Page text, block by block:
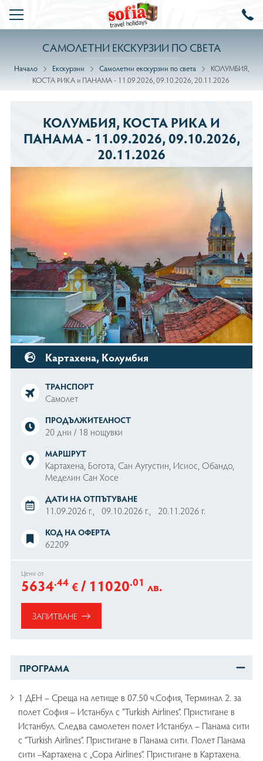
ТОП ОФЕРТИ
КРУИЗИ
Почивки Турция
Почивки в Дубай
Почивки в Гърция
Почивки в Испания
Почивки в Португалия
Почивки в Тунис
Почивки в Албания
Почивки в България
ЕКСКУРЗИИ
Самолетни екскурзии по света
Самолетни екскурзии в Европа
ЕКЗОТИКА
КОЛЕДА И НОВА ГОДИНА
За нас
Проект
Банкови сметки
Политика за Поверителност
Общи условия
Контакти
0888 99 10 11 Запитване
ПОСЛЕДВАЙТЕ НИ
САМОЛЕТНИ ЕКСКУРЗИИ ПО СВЕТА
Начало Екскурзии Самолетни екскурзии по света
КОЛУМБИЯ,
КОСТА РИКА и ПАНАМА - 11.09.2026, 09.10.2026, 20.11.2026
КОЛУМБИЯ, КОСТА РИКА И
ПАНАМА - 11.09.2026, 09.10.2026,
20.11.2026
Картахена, Колумбия
ТРАНСПОРТ
Самолет
ПРОДЪЛЖИТЕЛНОСТ
20 дни / 18 нощувки
МАРШРУТ
Картахена, Богота, Сан Аугустин, Исиос, Обандо,
Меделин Сан Хосе
ДАТИ НА ОТПЪТУВАНЕ
11.09.2026 г., 09.10.2026 г., 20.11.2026 г.
КОД НА ОФЕРТА
62209
Цени от
5634.44 €/ 11020.01 лв.
ЗАПИТВАНЕ
ПРОГРАМА
1 ДЕН – Среща на летище в 07.50 ч.София, Терминал 2. за
полет София – Истанбул с “Turkish Airlines”. Пристигане в
Истанбул. Следва самолетен полет Истанбул – Панама сити
с “Turkish Airlines”. Пристигане в Панама сити. Полет Панама
сити –Картахена с „Copa Airlines”. Пристигане в Картахена.